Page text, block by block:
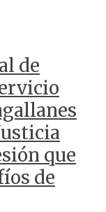
de
que
de